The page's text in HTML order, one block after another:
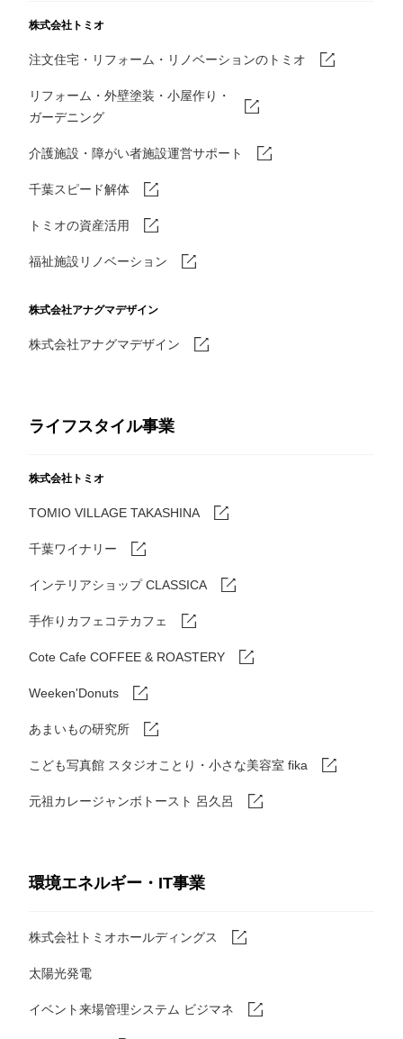
株式会社トミオ
注文住宅・リフォーム・リノベーションのトミオ
リフォーム・外壁塗装・小屋作り・
ガーデニング
介護施設・障がい者施設運営サポート
千葉スピード解体
トミオの資産活用
福祉施設リノベーション
株式会社アナグマデザイン
株式会社アナグマデザイン
ライフスタイル事業
株式会社トミオ
TOMIO VILLAGE TAKASHINA
千葉ワイナリー
インテリアショップ CLASSICA
手作りカフェコテカフェ
Cote Cafe COFFEE & ROASTERY
Weeken'Donuts
あまいもの研究所
こども写真館 スタジオことり・小さな美容室 fika
元祖カレージャンボトースト 呂久呂
環境エネルギー・IT事業
株式会社トミオホールディングス
太陽光発電
イベント来場管理システム ビジマネ